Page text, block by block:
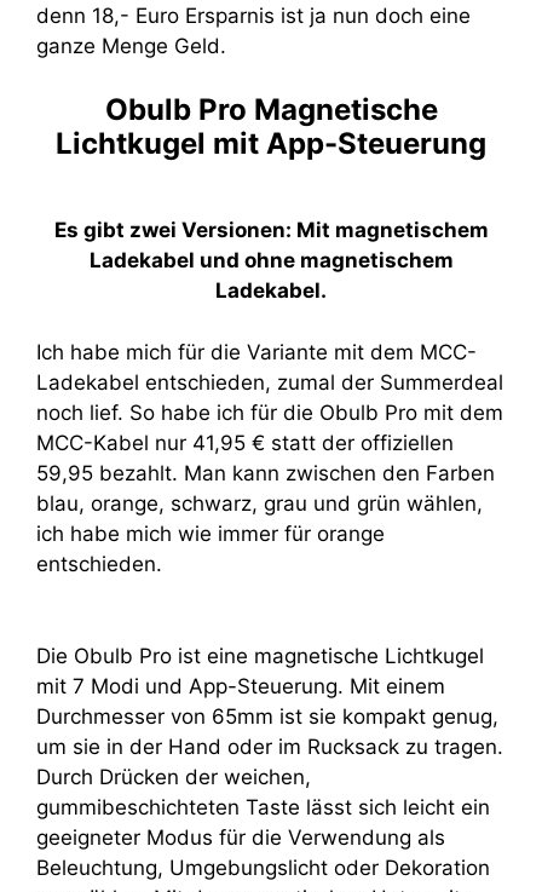
denn 18,- Euro Ersparnis ist ja nun doch eine
ganze Menge Geld.
Obulb Pro Magnetische
Lichtkugel mit App-Steuerung
Es gibt zwei Versionen: Mit magnetischem
Ladekabel und ohne magnetischem
Ladekabel.
Ich habe mich für die Variante mit dem MCC-
Ladekabel entschieden, zumal der Summerdeal
noch lief. So habe ich für die Obulb Pro mit dem
MCC-Kabel nur 41,95 € statt der offiziellen
59,95 bezahlt. Man kann zwischen den Farben
blau, orange, schwarz, grau und grün wählen,
ich habe mich wie immer für orange
entschieden.
Die Obulb Pro ist eine magnetische Lichtkugel
mit 7 Modi und App-Steuerung. Mit einem
Durchmesser von 65mm ist sie kompakt genug,
um sie in der Hand oder im Rucksack zu tragen.
Durch Drücken der weichen,
gummibeschichteten Taste lässt sich leicht ein
geeigneter Modus für die Verwendung als
Beleuchtung, Umgebungslicht oder Dekoration